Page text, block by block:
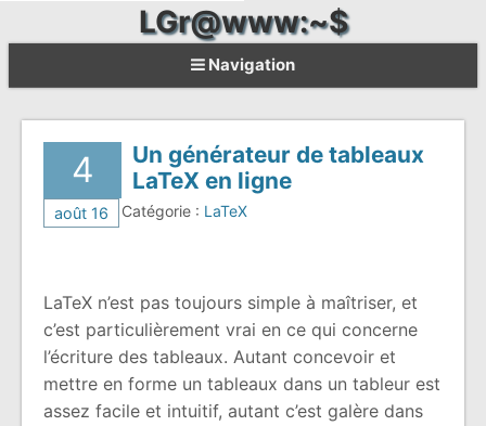
LGr@www:~$
Navigation
4
août 16
Un générateur de tableaux
LaTeX en ligne
Catégorie : LaTeX
LaTeX n’est pas toujours simple à maîtriser, et
c’est particulièrement vrai en ce qui concerne
l’écriture des tableaux. Autant concevoir et
mettre en forme un tableaux dans un tableur est
assez facile et intuitif, autant c’est galère dans